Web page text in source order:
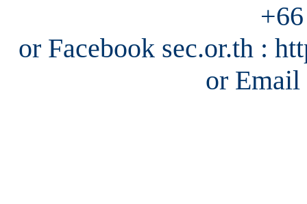
or Facebook sec.or.th :
or Email